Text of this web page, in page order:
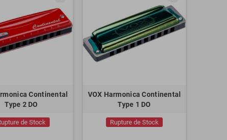
Continental
Type 2 DO
de Stock
VOX Harmonica Continental
Type 1 DO
Rupture de Stock